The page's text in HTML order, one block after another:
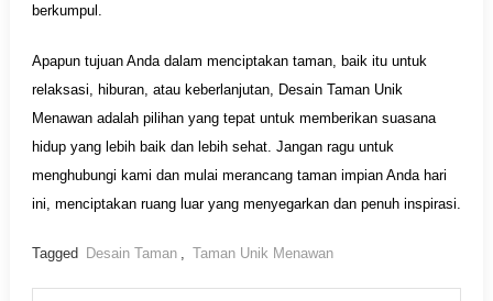
berkumpul.
Apapun tujuan Anda dalam menciptakan taman, baik itu untuk
relaksasi, hiburan, atau keberlanjutan, Desain Taman Unik
Menawan adalah pilihan yang tepat untuk memberikan suasana
hidup yang lebih baik dan lebih sehat. Jangan ragu untuk
menghubungi kami dan mulai merancang taman impian Anda hari
ini, menciptakan ruang luar yang menyegarkan dan penuh inspirasi.
Tagged Desain Taman Taman Unik Menawan